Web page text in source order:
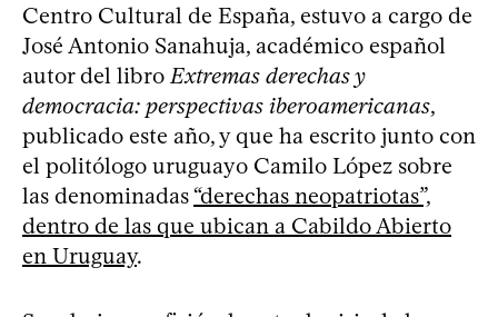
Centro Cultural de España, estuvo a cargo de
José Antonio Sanahuja, académico español
autor del libro Extremas derechas y
democracia: perspectivas iberoamericanas,
publicado este año, y que ha escrito junto con
el politólogo uruguayo Camilo López sobre
las denominadas “derechas neopatriotas”,
dentro de las que ubican a Cabildo Abierto
en Uruguay.